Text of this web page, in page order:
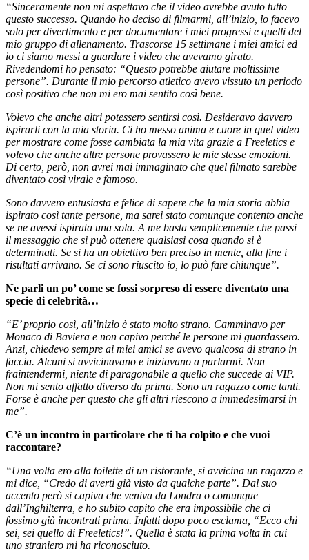
“Sinceramente non mi aspettavo che il video avrebbe avuto tutto
questo successo. Quando ho deciso di filmarmi, all’inizio, lo facevo
solo per divertimento e per documentare i miei progressi e quelli del
mio gruppo di allenamento. Trascorse 15 settimane i miei amici ed
io ci siamo messi a guardare i video che avevamo girato.
Rivedendomi ho pensato: “Questo potrebbe aiutare moltissime
persone”. Durante il mio percorso atletico avevo vissuto un periodo
così positivo che non mi ero mai sentito così bene.
Volevo che anche altri potessero sentirsi così. Desideravo davvero
ispirarli con la mia storia. Ci ho messo anima e cuore in quel video
per mostrare come fosse cambiata la mia vita grazie a Freeletics e
volevo che anche altre persone provassero le mie stesse emozioni.
Di certo, però, non avrei mai immaginato che quel filmato sarebbe
diventato così virale e famoso.
Sono davvero entusiasta e felice di sapere che la mia storia abbia
ispirato così tante persone, ma sarei stato comunque contento anche
se ne avessi ispirata una sola. A me basta semplicemente che passi
il messaggio che si può ottenere qualsiasi cosa quando si è
determinati. Se si ha un obiettivo ben preciso in mente, alla fine i
risultati arrivano. Se ci sono riuscito io, lo può fare chiunque”.
Ne parli un po’ come se fossi sorpreso di essere diventato una
specie di celebrità…
“E’ proprio così, all’inizio è stato molto strano. Camminavo per
Monaco di Baviera e non capivo perché le persone mi guardassero.
Anzi, chiedevo sempre ai miei amici se avevo qualcosa di strano in
faccia. Alcuni si avvicinavano e iniziavano a parlarmi. Non
fraintendermi, niente di paragonabile a quello che succede ai VIP.
Non mi sento affatto diverso da prima. Sono un ragazzo come tanti.
Forse è anche per questo che gli altri riescono a immedesimarsi in
me”.
C’è un incontro in particolare che ti ha colpito e che vuoi
raccontare?
“Una volta ero alla toilette di un ristorante, si avvicina un ragazzo e
mi dice, “Credo di averti già visto da qualche parte”. Dal suo
accento però si capiva che veniva da Londra o comunque
dall’Inghilterra, e ho subito capito che era impossibile che ci
fossimo già incontrati prima. Infatti dopo poco esclama, “Ecco chi
sei, sei quello di Freeletics!”. Quella è stata la prima volta in cui
uno straniero mi ha riconosciuto.